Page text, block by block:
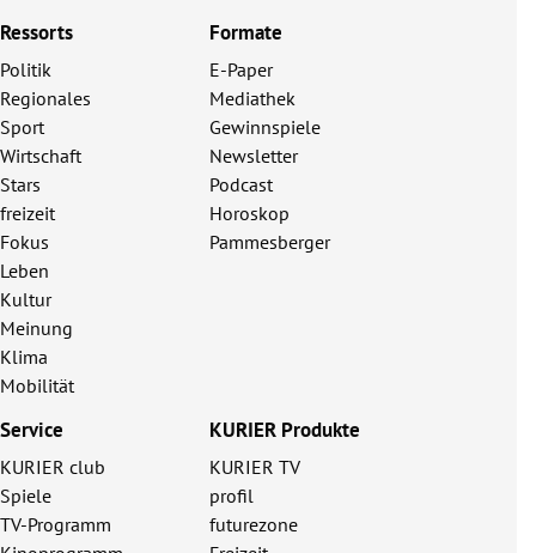
Ressorts
Politik
Regionales
Sport
Wirtschaft
Stars
freizeit
Fokus
Leben
Kultur
Meinung
Klima
Mobilität
Formate
E-Paper
Mediathek
Gewinnspiele
Newsletter
Podcast
Horoskop
Pammesberger
Service
KURIER club
Spiele
TV-Programm
KURIER Produkte
KURIER TV
profil
futurezone